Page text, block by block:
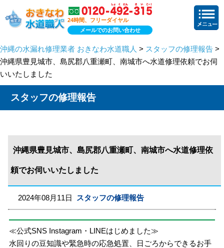
24時間、フリーダイヤル
メールでのお問い合わせ
沖縄の水漏れ修理業者 おきなわ水道職人 > スタッフの修理報告 >
沖縄県豊見城市、島尻郡八重瀬町、南城市へ水道修理依頼でお伺
いいたしました
スタッフの修理報告
沖縄県豊見城市、島尻郡八重瀬町、南城市へ水道修理依
頼でお伺いいたしました
2024年08月11日 スタッフの修理報告
≪公式SNS Instagram・LINEはじめました≫
水回りの豆知識や緊急時の応急処置、日ごろからできるお手